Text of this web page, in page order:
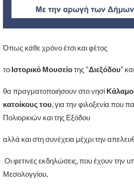
Όπως κάθε χρόνο έτσι και φέτος
το Ιστορικό Μουσείοτης “Διεξόδου”
θα πραγματοποιήσουν στο νησί
κατοίκους του, για την φιλοξενία που
Πολιορκιών και της Εξόδου
αλλά και στη συνέχεια μέχρι την
Οι φετινές εκδηλώσεις, που έχουν την
Μεσολογγίου,